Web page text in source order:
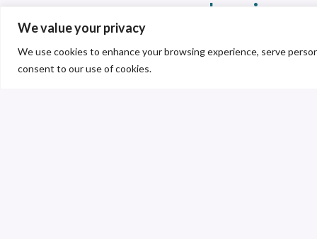
We value your privacy
We use cookies to enhance your browsing experience, serve
consent to our use of cookies.
el mejor